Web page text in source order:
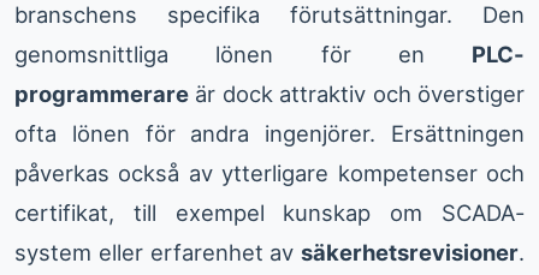
branschens specifika förutsättningar. Den
genomsnittliga lönen för en PLC-
programmerare är dock attraktiv och överstiger
ofta lönen för andra ingenjörer. Ersättningen
påverkas också av ytterligare kompetenser och
certifikat, till exempel kunskap om SCADA-
system eller erfarenhet av säkerhetsrevisioner.